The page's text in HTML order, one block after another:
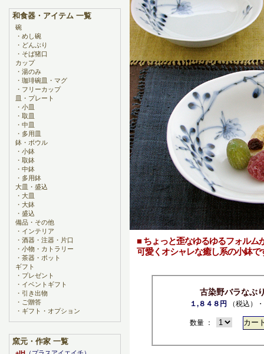
■ ちょっと歪なゆるゆるフォルム
可愛くオシャレな癒し系の小鉢で
古染野バラなぶ
１,８４８円 （税込）
数量 ：
和食器・アイテム 一覧
碗
・ めし碗
・ どんぶり
・ そば猪口
カップ
・ 湯のみ
・ 珈琲碗皿・マグ
・ フリーカップ
皿・プレート
・ 小皿
・ 取皿
・ 中皿
・ 多用皿
鉢・ボウル
・ 小鉢
・ 取鉢
・ 中鉢
・ 多用鉢
大皿・盛込
・ 大皿
・ 大鉢
・ 盛込
備品・その他
・ インテリア
・ 酒器・注器・片口
・ 小物・カトラリー
・ 茶器・ポット
ギフト
・ プレゼント
・ イベントギフト
・ 引き出物
・ ご贈答
・ ギフト・オプション
窯元・作家 一覧